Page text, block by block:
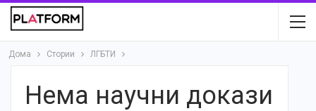
Дома Стории ЛГБТИ
Нема научни докази